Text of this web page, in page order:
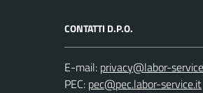
CONTATTI D.P.O.
E-mail:
PEC: